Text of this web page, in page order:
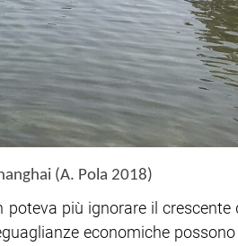
(A. Pola 2018)
poteva più ignorare il
economiche